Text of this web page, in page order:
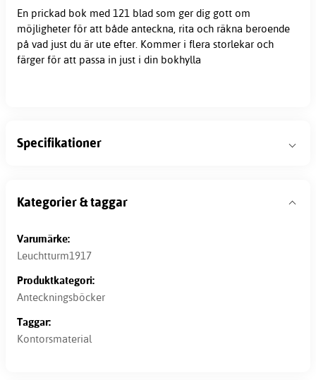
En prickad bok med 121 blad som ger dig gott om
möjligheter för att både anteckna, rita och räkna beroende
på vad just du är ute efter. Kommer i flera storlekar och
färger för att passa in just i din bokhylla
Specifikationer
Kategorier & taggar
Varumärke:
Leuchtturm1917
Produktkategori:
Anteckningsböcker
Taggar:
Kontorsmaterial